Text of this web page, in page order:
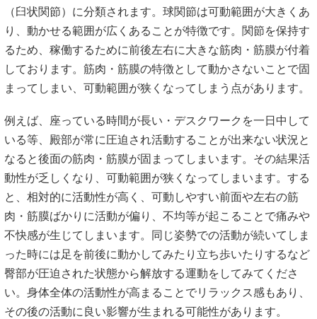
（臼状関節）に分類されます。球関節は可動範囲が大きくあ
り、動かせる範囲が広くあることが特徴です。関節を保持す
るため、稼働するために前後左右に大きな筋肉・筋膜が付着
しております。筋肉・筋膜の特徴として動かさないことで固
まってしまい、可動範囲が狭くなってしまう点があります。
例えば、座っている時間が長い・デスクワークを一日中して
いる等、殿部が常に圧迫され活動することが出来ない状況と
なると後面の筋肉・筋膜が固まってしまいます。その結果活
動性が乏しくなり、可動範囲が狭くなってしまいます。する
と、相対的に活動性が高く、可動しやすい前面や左右の筋
肉・筋膜ばかりに活動が偏り、不均等が起こることで痛みや
不快感が生じてしまいます。同じ姿勢での活動が続いてしま
った時には足を前後に動かしてみたり立ち歩いたりするなど
臀部が圧迫された状態から解放する運動をしてみてくださ
い。身体全体の活動性が高まることでリラックス感もあり、
その後の活動に良い影響が生まれる可能性があります。